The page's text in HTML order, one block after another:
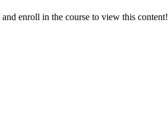
and enroll in the course to view this content!